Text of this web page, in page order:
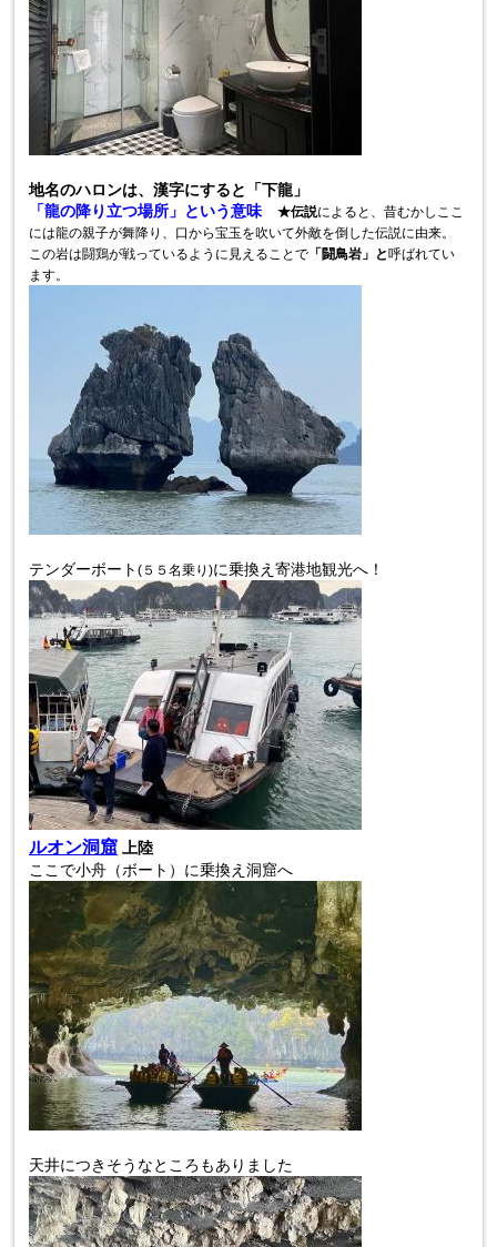
地名のハロンは、漢字にすると「下龍」
「龍の降り立つ場所」という意味★伝説によると、昔むかしここ
には龍の親子が舞降り、口から宝玉を吹いて外敵を倒した伝説に由来。
この岩は闘鶏が戦っているように見えることで 「闘鳥岩」と呼ばれてい
ます。
テンダーボート( ５５名乗り)に乗換え寄港地観光へ！
ルオン洞窟 上陸
ここで小舟（ボート）に乗換え洞窟へ
天井につきそうなところもありました